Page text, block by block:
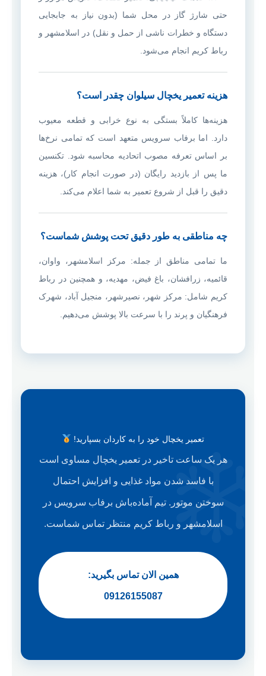
حتی شارژ گاز در محل شما (بدون نیاز به جابجایی
دستگاه و خطرات ناشی از حمل و نقل) در اسلامشهر و
رباط کریم انجام می‌شود.
هزینه تعمیر یخچال سیلوان چقدر است؟
هزینه‌ها کاملاً بستگی به نوع خرابی و قطعه معیوب
دارد. اما برفاب سرویس متعهد است که تمامی نرخ‌ها
بر اساس تعرفه مصوب اتحادیه محاسبه شود. تکنسین
ما پس از بازدید رایگان (در صورت انجام کار)، هزینه
دقیق را قبل از شروع تعمیر به شما اعلام می‌کند.
چه مناطقی به طور دقیق تحت پوشش شماست؟
ما تمامی مناطق از جمله: مرکز اسلامشهر، واوان،
قائمیه، زرافشان، باغ فیض، مهدیه، و همچنین در رباط
کریم شامل: مرکز شهر، نصیرشهر، منجیل آباد، شهرک
فرهنگیان و پرند را با سرعت بالا پوشش می‌دهیم.
تعمیر یخچال خود را به کاردان بسپارید!
هر یک ساعت تاخیر در تعمیر یخچال مساوی است
با فاسد شدن مواد غذایی و افزایش احتمال
سوختن موتور. تیم آماده‌باش برفاب سرویس در
اسلامشهر و رباط کریم منتظر تماس شماست.
همین الان تماس بگیرید:
09126155087